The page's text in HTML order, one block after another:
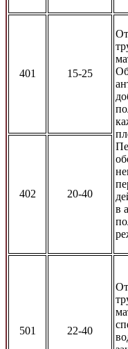
401 15-25
в
402 20-40
501 22-40